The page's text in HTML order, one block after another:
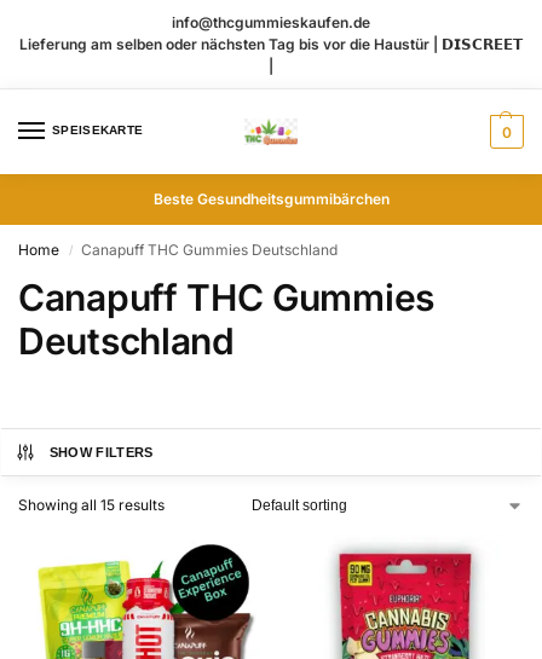
info@thcgummieskaufen.de
Lieferung am selben oder nächsten Tag bis vor die Haustür | 𝗗𝗜𝗦𝗖𝗥𝗘𝗘𝗧
SPEISEKARTE 0
Beste Gesundheitsgummibärchen
Home / Canapuff THC Gummies​ Deutschland
Canapuff THC Gummies​
Deutschland
SHOW FILTERS
Showing all 15 results